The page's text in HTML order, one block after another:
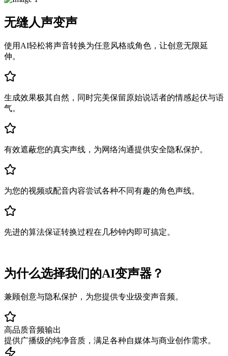
无缝人声变声
使用AI轻松将声音转换为任意风格或角色，让创意无限延
伸。
生成效果极其自然，同时完美保留原始说话者的情感起伏与语
气。
有效遮蔽您的真实声线，为网络沟通提供安全隐私保护。
为您的视频或配音内容尝试各种不同有趣的角色声线。
先进的算法保证转换过程在几秒钟内即可搞定。
为什么选择我们的AI变声器？
兼顾创意与隐私保护，为您提供专业级变声音频。
高品质音频输出
提供广播级的纯净音质，满足各种自媒体与商业创作需求。